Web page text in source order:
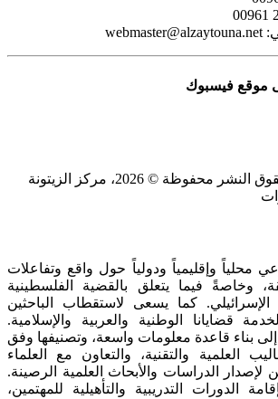
webmaster@alzaytouna.net
موقع فيسبوك
حقوق النشر محفوظة © 2026، مركز الزيتونة
محلياً وإقليمياً ودولياً حول واقع وتفاعلات
وخاصةً فيما يتعلق بالقضية الفلسطينية
كما يسعى لاستقطاب الباحثين
قضايانا الوطنية والعربية والإسلامية.
بناء قاعدة معلومات واسعة، وتصنيفها وفق
العلمية والتقنية، والتعاون مع العلماء
لإصدار الدراسات والأبحاث العلمية الرصينة.
الدورات التدريبية والتأهيلية للمهتمين،